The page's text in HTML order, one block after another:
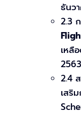
ธันว
2.3
เหลื
2.4
เสริ